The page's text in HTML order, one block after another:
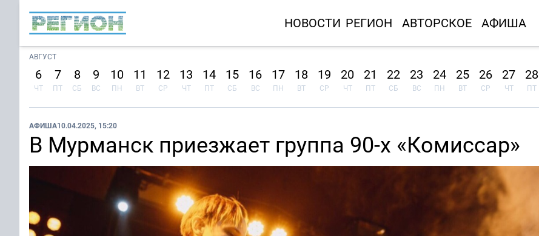
НОВОСТИ РЕГИОН АВТОРСКОЕ АФИША
АВГУСТ
6
ЧТ
7
ПТ
8
СБ
9
ВС
10
ПН
11
ВТ
12
СР
13
ЧТ
14
ПТ
15
СБ
16
ВС
17
ПН
18
ВТ
19
СР
20
ЧТ
21
ПТ
22
СБ
23
ВС
24
ПН
25
ВТ
26
СР
27
ЧТ
28
ПТ
АФИША10.04.2025, 15:20
В Мурманск приезжает группа 90-х «Комиссар»